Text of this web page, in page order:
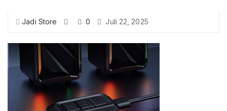
Jadi Store 0 Juli 22, 2025